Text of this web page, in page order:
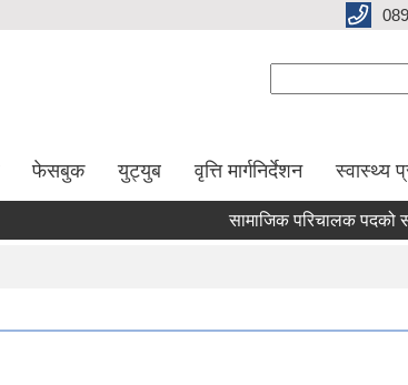
फेसबुक युट्युब वृत्ति मार्गनिर्देशन स्वास्थ्य
सामाजिक परिचालक पदको